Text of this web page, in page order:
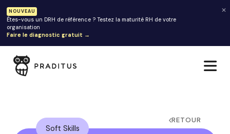
NOUVEAU
Êtes-vous un DRH de référence ? Testez la maturité RH de votre
organisation
Faire le diagnostic gratuit →
✕
Soft Skills
RETOUR